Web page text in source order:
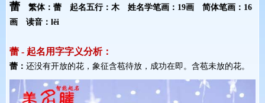
蕾 繁体：蕾 起名五行：木 姓名学笔画：19画 简体笔画：16
画 读音：lěi
蕾 - 起名用字字义分析：
蕾： 还没有开放的花，象征含苞待放，成功在即。含苞未放的花。